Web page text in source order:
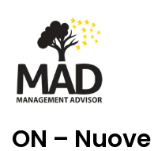
ON –